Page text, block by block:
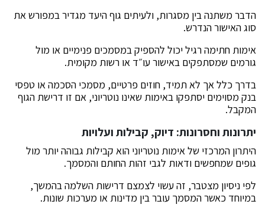
הדבר משתנה בין מסגרות, ולעיתים גוף היעד מגדיר במפורש את
סוג האישור הנדרש.
אימות חתימה רגיל יכול להספיק במסמכים פנימיים או מול
גורמים שמסתפקים באישור עו״ד או רשות מקומית.
בדרך כלל אך לא תמיד, חוזים פרטיים, מסמכי הסכמה או טפסי
בנק מסוימים יסתפקו באימות שאינו נוטריוני, אם זו דרישת הגוף
המקבל.
יתרונות וחסרונות: דיוק, קבילות ועלויות
היתרון המרכזי של אימות נוטריוני הוא קבילות גבוהה יותר מול
גופים שמחפשים ודאות לגבי זהות החותם והמסמך.
לפי ניסיון מצטבר, זה עשוי לצמצם דרישות השלמה בהמשך,
במיוחד כאשר המסמך עובר בין מדינות או מערכות שונות.